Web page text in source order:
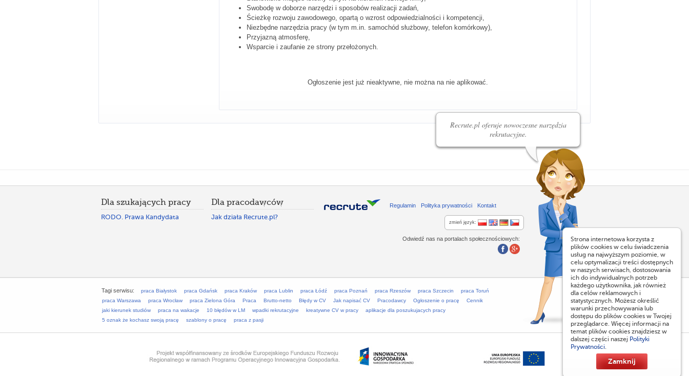
Strona internetowa korzysta z
plików cookies w celu świadczenia
usług na najwyższym poziomie, w
celu optymalizacji treści dostępnych
w naszych serwisach, dostosowania
ich do indywidualnych potrzeb
każdego użytkownika, jak również
dla celów reklamowych i
statystycznych. Możesz określić
warunki przechowywania lub
dostępu do plików cookies w Twojej
przeglądarce. Więcej informacji na
temat plików cookies znajdziesz w
dalszej części naszej Polityki
Prywatności.
Zamknij
Swobodę w doborze narzędzi i sposobów realizacji zadań,
Ścieżkę rozwoju zawodowego, opartą o wzrost odpowiedzialności i kompetencji,
Niezbędne narzędzia pracy (w tym m.in. samochód służbowy, telefon komórkowy),
Przyjazną atmosferę,
Wsparcie i zaufanie ze strony przełożonych.
Ogłoszenie jest już nieaktywne, nie można na nie aplikować.
Dla szukających pracy
RODO. Prawa Kandydata
Dla pracodawców
Jak działa Recrute.pl?
Regulamin Polityka prywatności Kontakt
zmień język:
Odwiedź nas na portalach społecznościowych:
Recrute.pl oferuje nowoczesne narzędzia
rekrutacyjne.
Tagi serwisu: praca Białystok praca Gdańsk praca Kraków praca Lublin praca Łódź praca Poznań praca Rzeszów praca Szczecin
praca Toruń
praca Warszawa
praca Wrocław praca Zielona Góra Praca Brutto-netto Błędy w CV Jak napisać CV Pracodawcy Ogłoszenie o pracę
Cennik
jaki kierunek studiów
praca na wakacje 10 błędów w LM wpadki rekrutacyjne kreatywne CV w pracy
aplikacje dla poszukujacych pracy
5 oznak że kochasz swoją pracę
szablony o pracę praca z pasji